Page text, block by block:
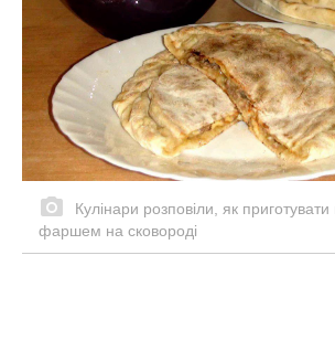
Кулінари розповіли, як
фаршем на сковороді